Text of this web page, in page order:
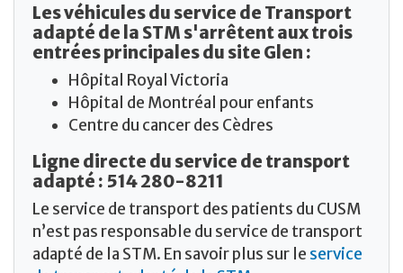
Les véhicules du service de Transport
adapté de la STM s'arrêtent aux trois
entrées principales du site Glen :
Hôpital Royal Victoria
Hôpital de Montréal pour enfants
Centre du cancer des Cèdres
Ligne directe du service de transport
adapté : 514 280-8211
Le service de transport des patients du CUSM
n’est pas responsable du service de transport
adapté de la STM. En savoir plus sur le service